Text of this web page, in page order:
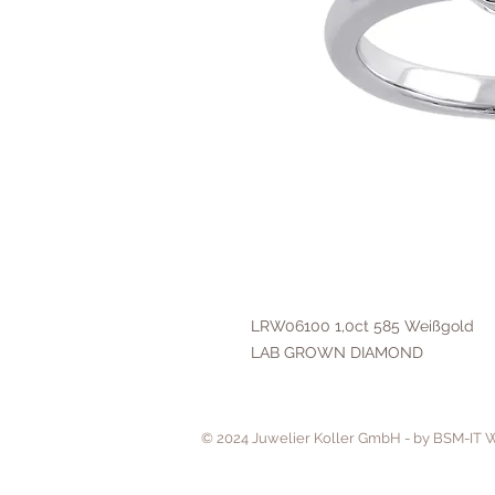
LRW06100 1,0ct 585 Weißgold
LAB GROWN DIAMOND
© 2024 Juwelier Koller GmbH - by BSM-IT